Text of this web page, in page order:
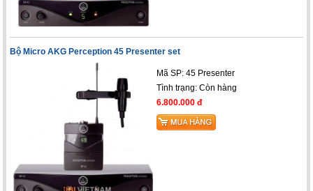
Bộ Micro AKG Perception 45 Presenter set
Mã SP: 45 Presenter
Tình trạng: Còn hàng
6.800.000 đ